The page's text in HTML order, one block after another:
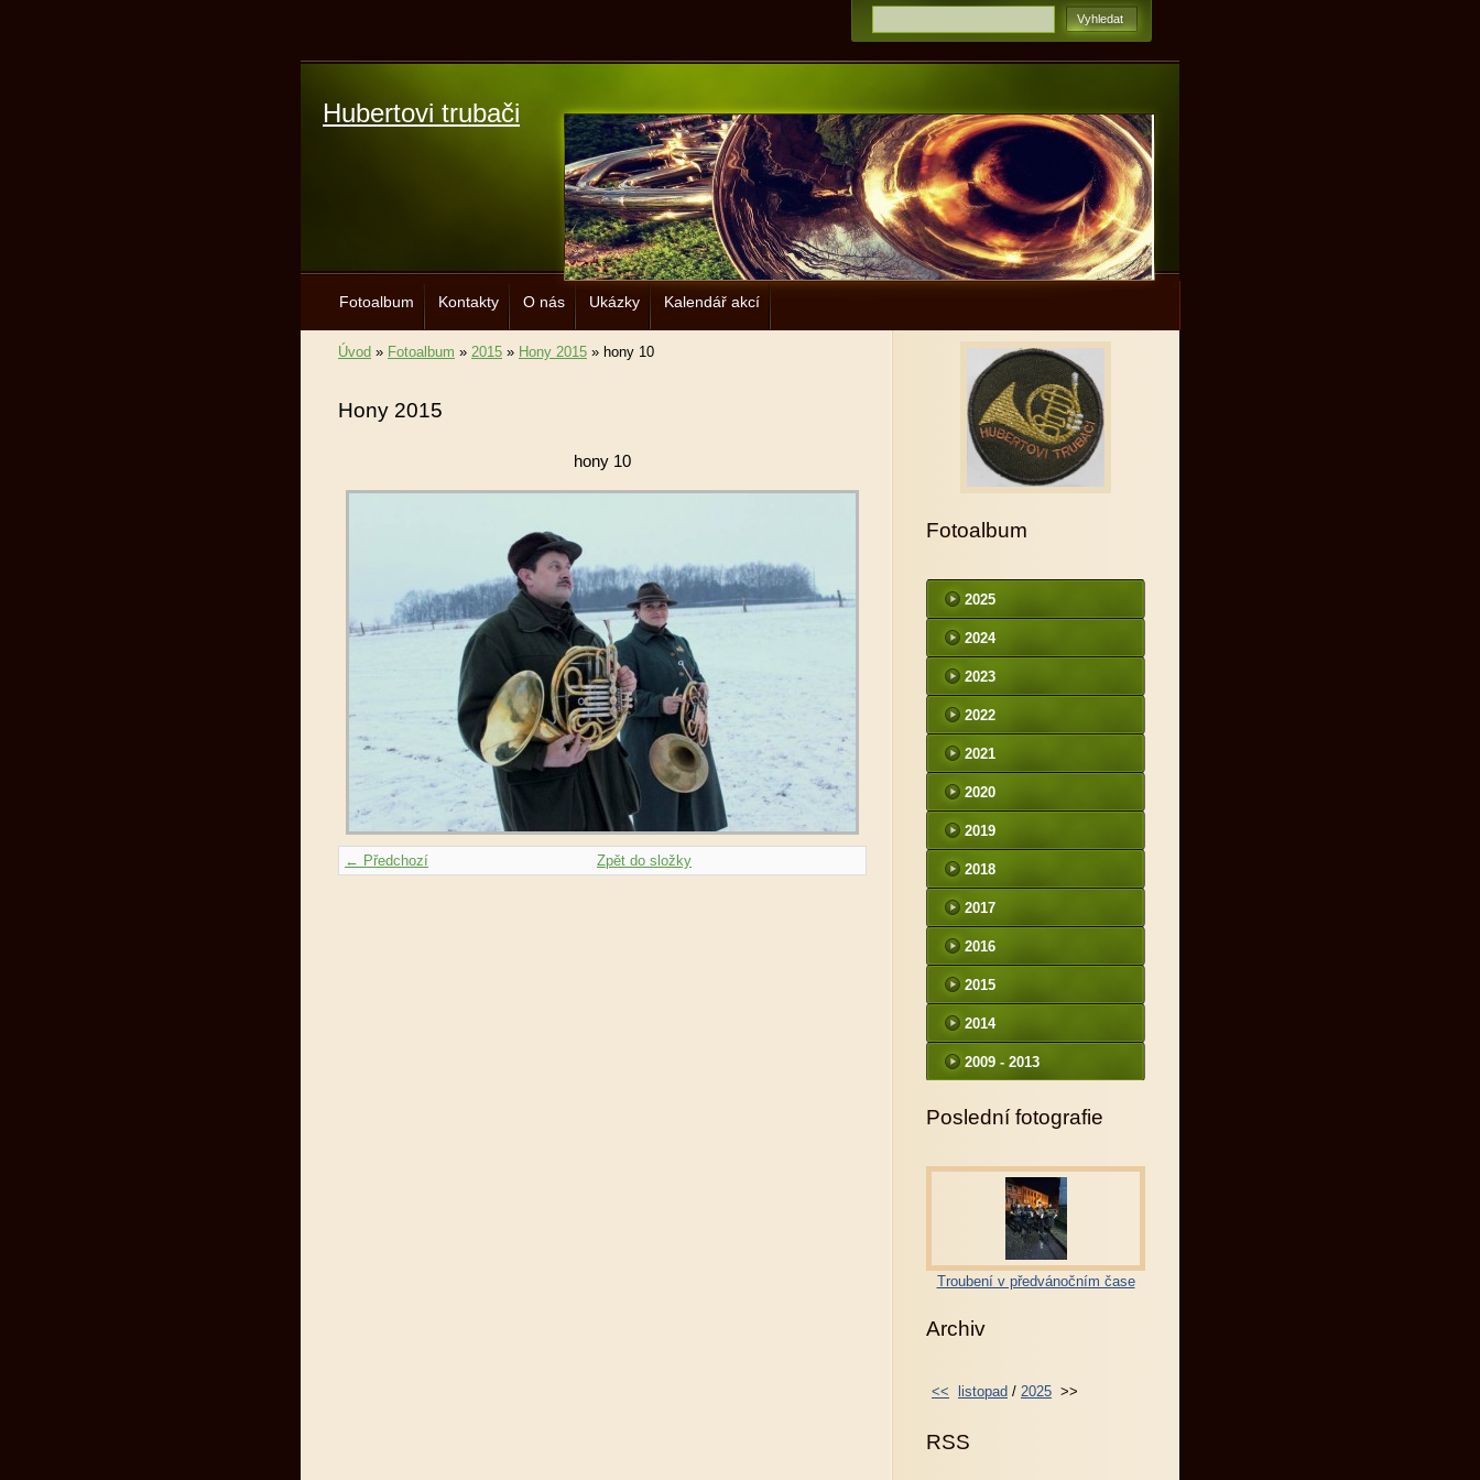
Hubertovi trubači
Fotoalbum Kontakty O nás Ukázky Kalendář akcí
Úvod » Fotoalbum » 2015 » Hony 2015 » hony 10
Hony 2015
hony 10
← Předchozí Zpět do složky
Fotoalbum
2025
2024
2023
2022
2021
2020
2019
2018
2017
2016
2015
2014
2009 - 2013
Poslední fotografie
Troubení v předvánočním čase
Archiv
<< listopad / 2025 >>
RSS